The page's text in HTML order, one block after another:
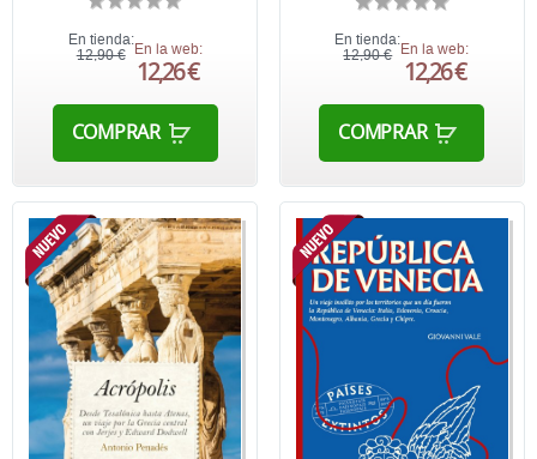
En tienda:
12,90 € En la web:
12,26 €
COMPRAR
En tienda:
12,90 €
En la web:
12,26 €
COMPRAR